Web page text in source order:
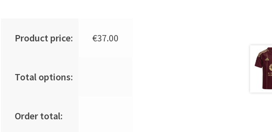
Product price: €37.00
Total options:
Order total: